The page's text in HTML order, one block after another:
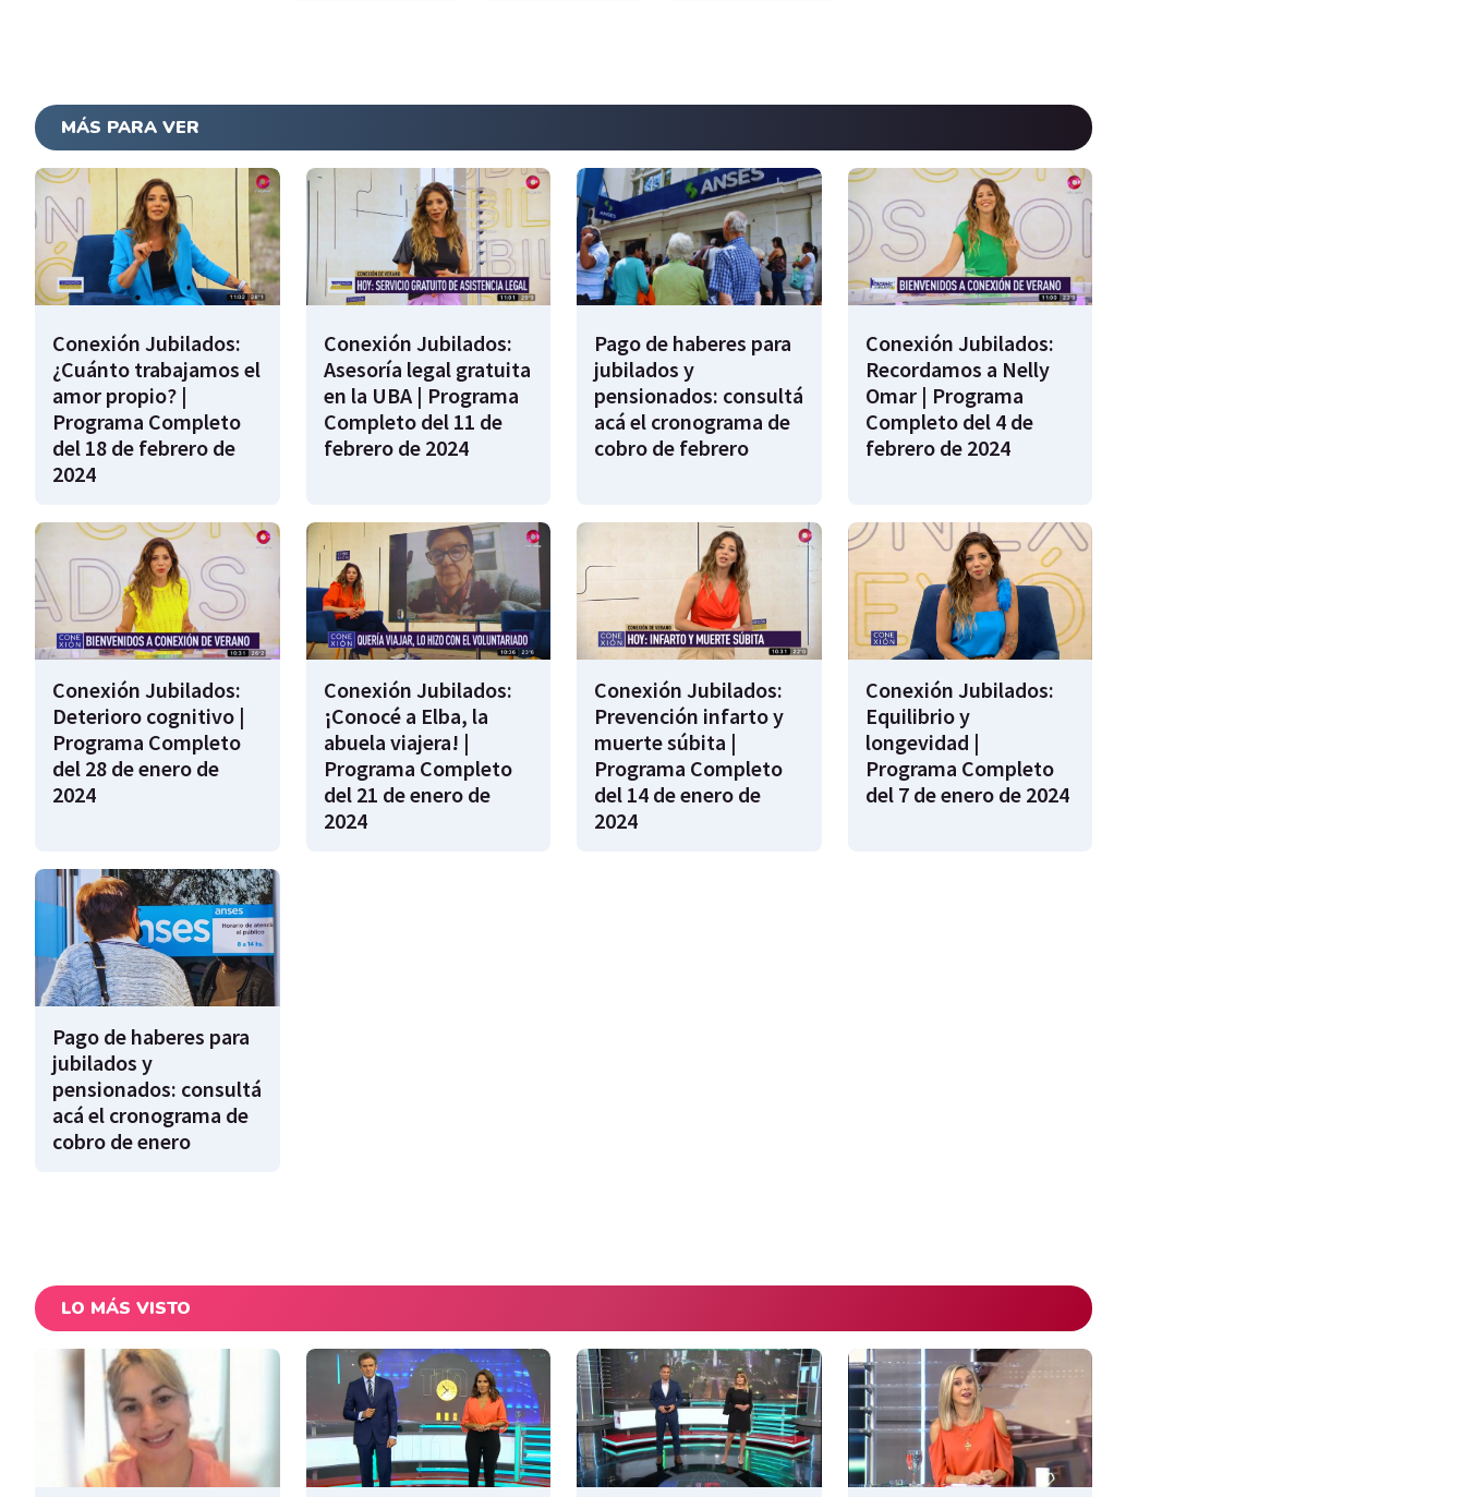
MÁS PARA VER
Conexión Jubilados:
¿Cuánto trabajamos el
amor propio? |
Programa Completo
del 18 de febrero de
2024
Conexión Jubilados:
Asesoría legal gratuita
en la UBA | Programa
Completo del 11 de
febrero de 2024
Pago de haberes para
jubilados y
pensionados: consultá
acá el cronograma de
cobro de febrero
Conexión Jubilados:
Recordamos a Nelly
Omar | Programa
Completo del 4 de
febrero de 2024
Conexión Jubilados:
Deterioro cognitivo |
Programa Completo
del 28 de enero de
2024
Conexión Jubilados:
¡Conocé a Elba, la
abuela viajera! |
Programa Completo
del 21 de enero de
2024
Conexión Jubilados:
Prevención infarto y
muerte súbita |
Programa Completo
del 14 de enero de
2024
Conexión Jubilados:
Equilibrio y
longevidad |
Programa Completo
del 7 de enero de 2024
Pago de haberes para
jubilados y
pensionados: consultá
acá el cronograma de
cobro de enero
LO MÁS VISTO